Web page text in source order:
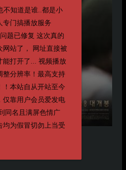
不知道是谁..都是小
专门搞播放服务
题已修复 这次真的
网站了， 网址直接被
能打开了... 视频播放
整分辨率！最高支持
！本站自从开站至今
仅靠用户会员爱发电
同名且满屏色情广
均为假冒切勿上当受